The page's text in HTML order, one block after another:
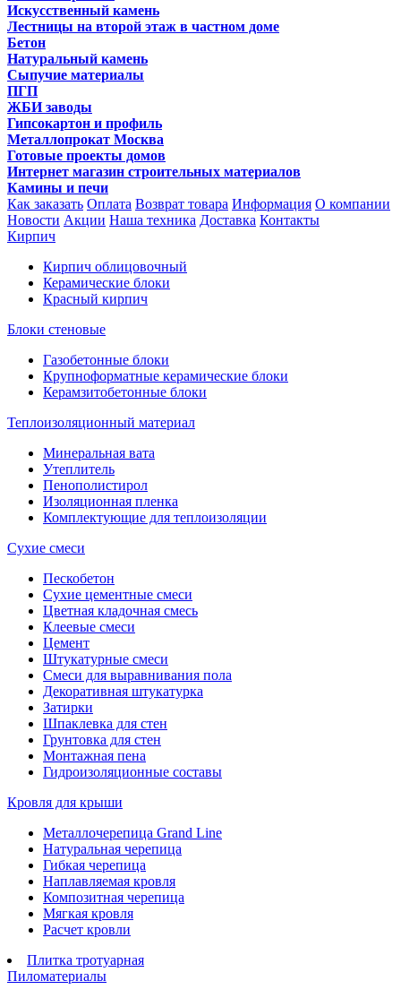
Искусственный камень
Лестницы на второй этаж в частном доме
Бетон
Натуральный камень
Сыпучие материалы
ПГП
ЖБИ заводы
Гипсокартон и профиль
Металлопрокат Москва
Готовые проекты домов
Интернет магазин строительных материалов
Камины и печи
Как заказать Оплата Возврат товара Информация О компании
Новости Акции Наша техника Доставка Контакты
Кирпич
Кирпич облицовочный
Керамические блоки
Красный кирпич
Блоки стеновые
Газобетонные блоки
Крупноформатные керамические блоки
Керамзитобетонные блоки
Теплоизоляционный материал
Минеральная вата
Утеплитель
Пенополистирол
Изоляционная пленка
Комплектующие для теплоизоляции
Сухие смеси
Пескобетон
Сухие цементные смеси
Цветная кладочная смесь
Клеевые смеси
Цемент
Штукатурные смеси
Смеси для выравнивания пола
Декоративная штукатурка
Затирки
Шпаклевка для стен
Грунтовка для стен
Монтажная пена
Гидроизоляционные составы
Кровля для крыши
Металлочерепица Grand Line
Натуральная черепица
Гибкая черепица
Наплавляемая кровля
Композитная черепица
Мягкая кровля
Расчет кровли
Плитка тротуарная
Пиломатериалы